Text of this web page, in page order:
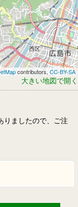
contributors, CC-BY-SA
大きい地図で開く
りましたので、ご注